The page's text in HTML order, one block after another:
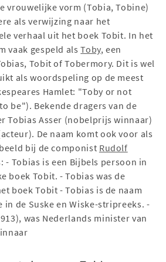
vrouwelijke vorm (Tobia, Tobine)
als verwijzing naar het
verhaal uit het boek Tobit. In het
vaak gespeld alsToby, een
Tobit of Tobermory. Dit is wel
als woordspeling op de meest
Hamlet: "Toby or not
be"). Bekende dragers van de
Tobias Asser (nobelprijs winnaar)
De naam komt ook voor als
bij de componist Rudolf
- Tobias is een Bijbels persoon in
boek Tobit. - Tobias was de
boek Tobit - Tobias is de naam
de Suske en Wiske-stripreeks. -
was Nederlands minister van